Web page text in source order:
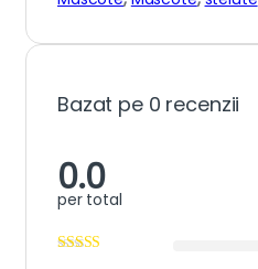
Bazat pe 0 recenzii
0.0
per total